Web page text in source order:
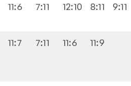
11:6 7:11 12:10 8:11 9:11
11:7 7:11 11:6 11:9